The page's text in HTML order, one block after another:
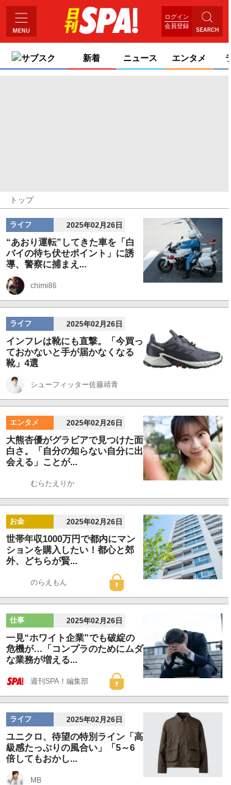
ログイン
会員登録
サブスク 新着 ニュース エンタメ
トップ
ライフ 2025年02月26日
“あおり運転”してきた車を「白
バイの待ち伏せポイント」に誘
導、警察に捕まえ...
chimi86
ライフ 2025年02月26日
インフレは靴にも直撃。「今買っ
ておかないと手が届かなくなる
靴」4選
シューフィッター佐藤靖青
エンタメ 2025年02月26日
大熊杏優がグラビアで見つけた面
白さ。「自分の知らない自分に出
会える」ことが...
むらたえりか
お金 2025年02月26日
世帯年収1000万円で都内にマン
ションを購入したい！都心と郊
外、どちらが賢...
のらえもん
仕事 2025年02月26日
一見“ホワイト企業”でも破綻の
危機が…「コンプラのためにムダ
な業務が増える...
週刊SPA！編集部
ライフ 2025年02月26日
ユニクロ、待望の特別ライン「高
級感たっぷりの風合い」「5～6
倍してもおかし...
MB